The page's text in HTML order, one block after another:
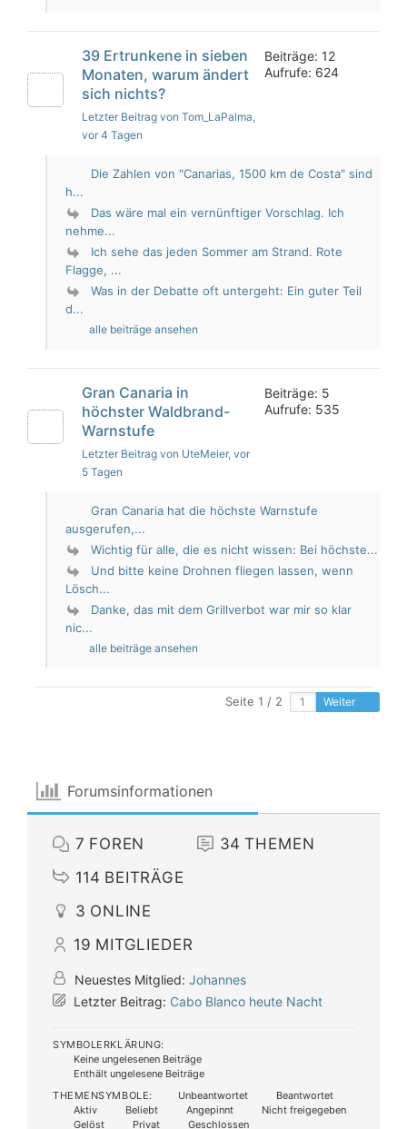
39 Ertrunkene in sieben
Monaten, warum ändert
sich nichts?
Letzter Beitrag von Tom_LaPalma,
vor 4 Tagen
Beiträge: 12
Aufrufe: 624
Die Zahlen von "Canarias, 1500 km de Costa" sind
h...
Das wäre mal ein vernünftiger Vorschlag. Ich
nehme...
Ich sehe das jeden Sommer am Strand. Rote
Flagge, ...
Was in der Debatte oft untergeht: Ein guter Teil
d...
alle beiträge ansehen
Gran Canaria in
höchster Waldbrand-
Warnstufe
Letzter Beitrag von UteMeier, vor
5 Tagen
Beiträge: 5
Aufrufe: 535
Gran Canaria hat die höchste Warnstufe
ausgerufen,...
Wichtig für alle, die es nicht wissen: Bei höchste...
Und bitte keine Drohnen fliegen lassen, wenn
Lösch...
Danke, das mit dem Grillverbot war mir so klar
nic...
alle beiträge ansehen
Seite 1 / 2 Weiter
Forumsinformationen
7 FOREN 34 THEMEN
114 BEITRÄGE
3 ONLINE
19 MITGLIEDER
Neuestes Mitglied: Johannes
Letzter Beitrag: Cabo Blanco heute Nacht
SYMBOLERKLÄRUNG:
Keine ungelesenen Beiträge
Enthält ungelesene Beiträge
THEMENSYMBOLE:
Unbeantwortet
Beantwortet
Aktiv
Beliebt Angepinnt
Nicht freigegeben
Gelöst
Privat Geschlossen